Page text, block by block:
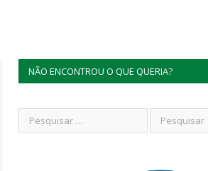
NÃO ENCONTROU O QUE QUERIA?